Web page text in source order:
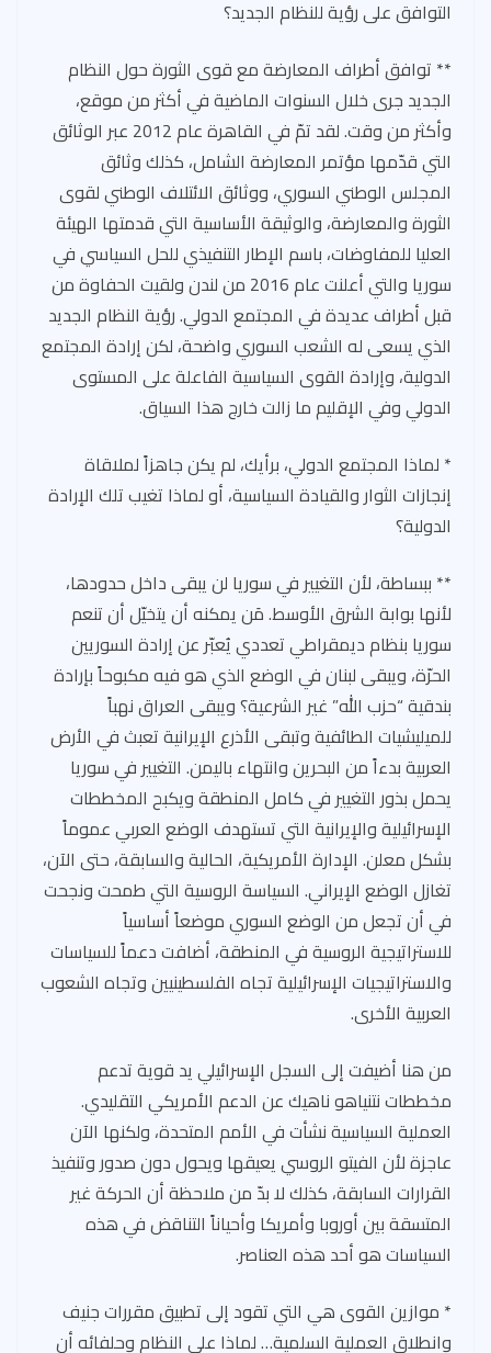
التوافق على رؤية للنظام الجديد؟
** توافق أطراف المعارضة مع قوى الثورة حول النظام
الجديد جرى خلال السنوات الماضية في أكثر من موقع،
وأكثر من وقت. لقد تمّ في القاهرة عام 2012 عبر الوثائق
التي قدّمها مؤتمر المعارضة الشامل، كذلك وثائق
المجلس الوطني السوري، ووثائق الائتلاف الوطني لقوى
الثورة والمعارضة، والوثيقة الأساسية التي قدمتها الهيئة
العليا للمفاوضات، باسم الإطار التنفيذي للحل السياسي في
سوريا والتي أعلنت عام 2016 من لندن ولقيت الحفاوة من
قبل أطراف عديدة في المجتمع الدولي. رؤية النظام الجديد
الذي يسعى له الشعب السوري واضحة، لكن إرادة المجتمع
الدولية، وإرادة القوى السياسية الفاعلة على المستوى
الدولي وفي الإقليم ما زالت خارج هذا السياق.
* لماذا المجتمع الدولي، برأيك، لم يكن جاهزاً لملاقاة
إنجازات الثوار والقيادة السياسية، أو لماذا تغيب تلك الإرادة
الدولية؟
** ببساطة، لأن التغيير في سوريا لن يبقى داخل حدودها،
لأنها بوابة الشرق الأوسط. مَن يمكنه أن يتخيّل أن تنعم
سوريا بنظام ديمقراطي تعددي يُعبّر عن إرادة السوريين
الحرّة، ويبقى لبنان في الوضع الذي هو فيه مكبوحاً بإرادة
بندقية “حزب الله” غير الشرعية؟ ويبقى العراق نهباً
للميليشيات الطائفية وتبقى الأذرع الإيرانية تعبث في الأرض
العربية بدءاً من البحرين وانتهاء باليمن. التغيير في سوريا
يحمل بذور التغيير في كامل المنطقة ويكبح المخططات
الإسرائيلية والإيرانية التي تستهدف الوضع العربي عموماً
بشكل معلن. الإدارة الأمريكية، الحالية والسابقة، حتى الآن،
تغازل الوضع الإيراني. السياسة الروسية التي طمحت ونجحت
في أن تجعل من الوضع السوري موضعاً أساسياً
للاستراتيجية الروسية في المنطقة، أضافت دعماً للسياسات
والاستراتيجيات الإسرائيلية تجاه الفلسطينيين وتجاه الشعوب
العربية الأخرى.
من هنا أضيفت إلى السجل الإسرائيلي يد قوية تدعم
مخططات نتنياهو ناهيك عن الدعم الأمريكي التقليدي.
العملية السياسية نشأت في الأمم المتحدة، ولكنها الآن
عاجزة لأن الفيتو الروسي يعيقها ويحول دون صدور وتنفيذ
القرارات السابقة، كذلك لا بدّ من ملاحظة أن الحركة غير
المتسقة بين أوروبا وأمريكا وأحياناً التناقض في هذه
السياسات هو أحد هذه العناصر.
* موازين القوى هي التي تقود إلى تطبيق مقررات جنيف
وانطلاق العملية السلمية… لماذا على النظام وحلفائه أن